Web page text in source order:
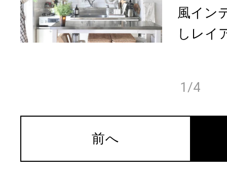
風イン
しレイ
1/4
前へ